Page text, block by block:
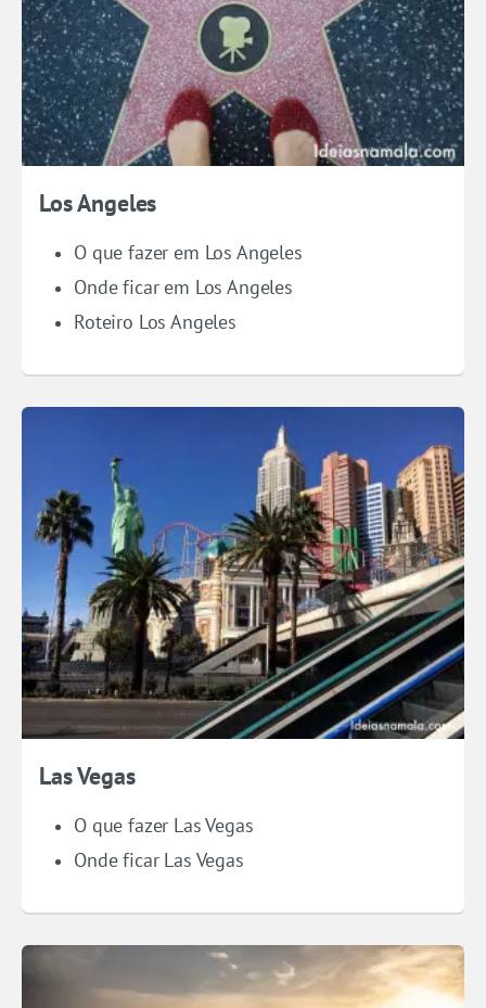
Los Angeles
O que fazer em Los Angeles
Onde ficar em Los Angeles
Roteiro Los Angeles
Las Vegas
O que fazer Las Vegas
Onde ficar Las Vegas